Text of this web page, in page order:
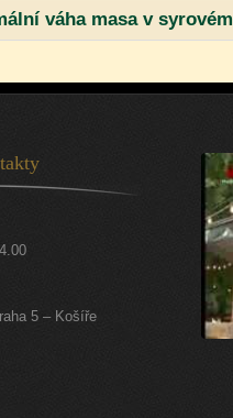
váha masa v
5 – Košíře